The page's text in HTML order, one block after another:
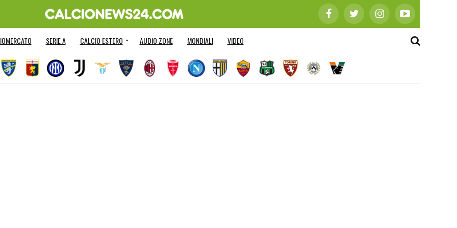
SERIE A CALCIO ESTERO AUDIO ZONE MONDIALI VIDEO